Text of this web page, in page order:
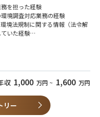
き、法令適用日までに完了させ
より妥当な法解釈～妥当な対
だくことを期待しています。
ますので、議論・相談もしつつ
果
、DMS製品のライフサイクル全
を担った経験
境調査対応業務の経験
境法規制に関する情報（法令解
いた経験
則/POPs条約等の製品環境に関
客へ環境保証製品の提供を行う
キル
収 1,000 万円 ~ 1,600 万円
リー